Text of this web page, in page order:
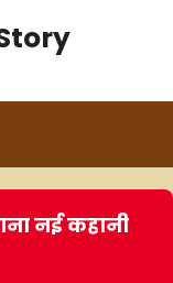
नई कहानी